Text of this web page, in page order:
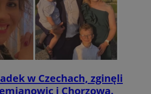
w Czechach, zginęli
i Chorzowa.